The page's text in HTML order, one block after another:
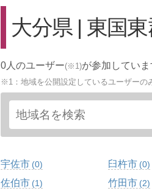
大分県 | 東国
0人のユーザー(※1)が参加していま
※1：地域を公開設定しているユーザーの
宇佐市 0 臼杵市 0
佐伯市 1 竹田市 2